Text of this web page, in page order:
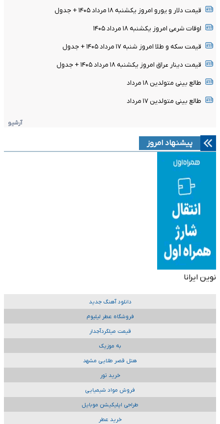
قیمت دلار و یورو امروز یکشنبه ۱۸ مرداد ۱۴۰۵ + جدول
اوقات شرعی امروز یکشنبه ۱۸ مرداد ۱۴۰۵
قیمت سکه و طلا امروز شنبه ۱۷ مرداد ۱۴۰۵ + جدول
قیمت دینار عراق امروز یکشنبه ۱۸ مرداد ۱۴۰۵ + جدول
طالع بینی متولدین ۱۸ مرداد
طالع بینی متولدین ۱۷ مرداد
آرشیو
پیشنهاد امروز
نوین ایرانا
دانلود آهنگ جدید
فروشگاه عطر لیلیوم
قیمت میلگردآجدار
به موزیک
هتل قصر طلایی مشهد
خرید تور
فروش مواد شیمیایی
طراحی اپلیکیشن موبایل
خرید عطر